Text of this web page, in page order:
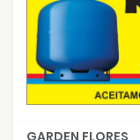
GARDEN FLORES